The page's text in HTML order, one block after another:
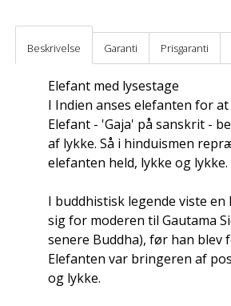
Beskrivelse Garanti Prisgaranti
Elefant med lysestage
I Indien anses elefanten for
Elefant - 'Gaja' på sanskrit -
af lykke. Så i hinduismen
elefanten held, lykke og lykke.
I buddhistisk legende viste en
sig for moderen til Gautama
senere Buddha), før han blev
Elefanten var bringeren af
og lykke.